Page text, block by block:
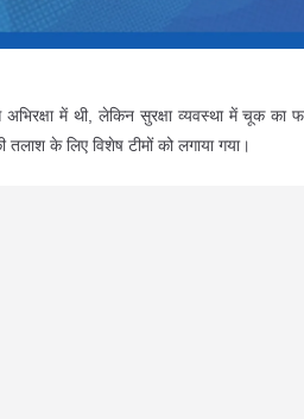
में थी, लेकिन सुरक्षा व्यवस्था में चूक का
के लिए विशेष टीमों को लगाया गया।